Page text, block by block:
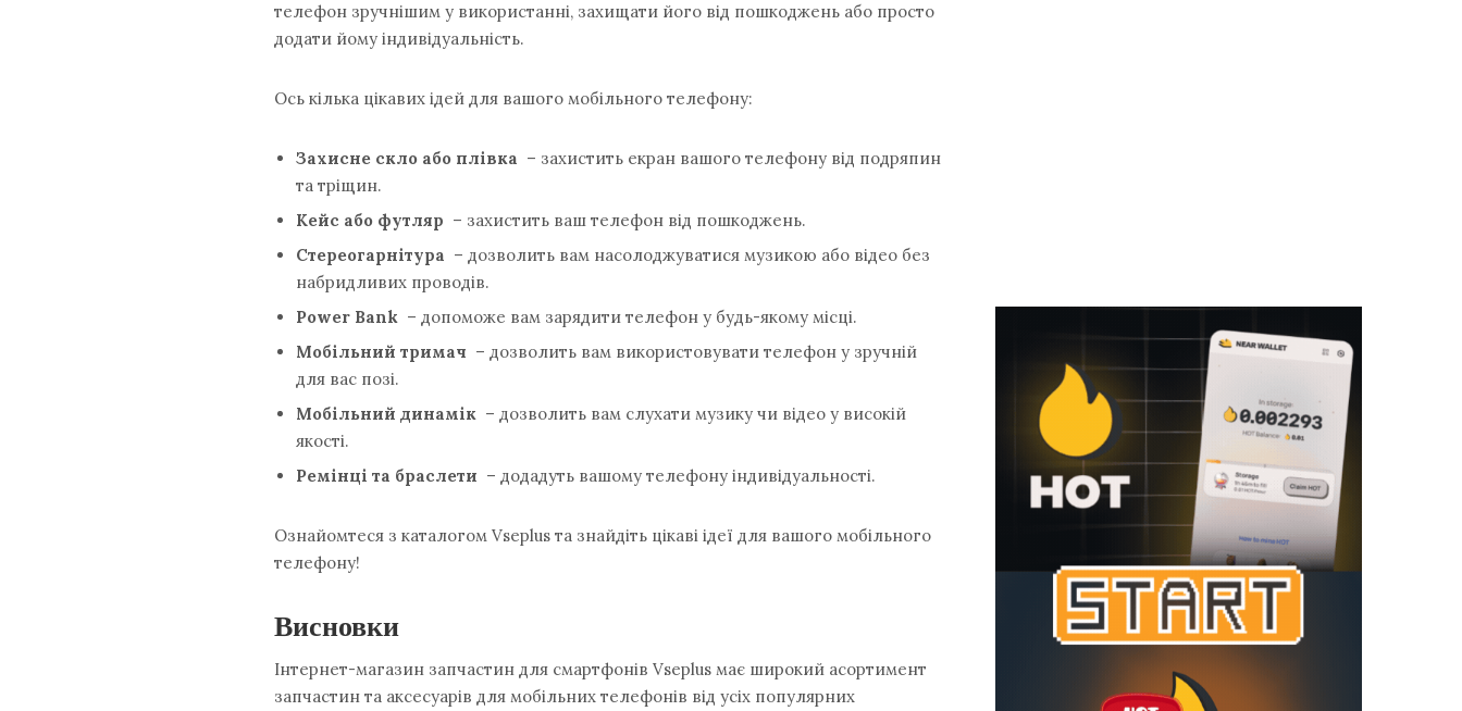
телефон зручнішим у використанні, захищати його від пошкоджень або просто
додати йому індивідуальність.
Ось кілька цікавих ідей для вашого мобільного телефону:
Захисне скло або плівка – захистить екран вашого телефону від подряпин
та тріщин.
Кейс або футляр – захистить ваш телефон від пошкоджень.
Стереогарнітура – ​​дозволить вам насолоджуватися музикою або відео без
набридливих проводів.
Power Bank – допоможе вам зарядити телефон у будь-якому місці.
Мобільний тримач – дозволить вам використовувати телефон у зручній
для вас позі.
Мобільний динамік – дозволить вам слухати музику чи відео у високій
якості.
Ремінці та браслети – додадуть вашому телефону індивідуальності.
Ознайомтеся з каталогом Vseplus та знайдіть цікаві ідеї для вашого мобільного
телефону!
Висновки
Інтернет-магазин запчастин для смартфонів Vseplus має широкий асортимент
запчастин та аксесуарів для мобільних телефонів від усіх популярних